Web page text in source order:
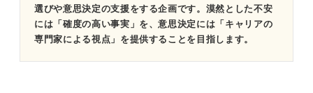
選びや意思決定の支援をする企画です。漠然とした不安
には「確度の高い事実」を、意思決定には「キャリアの
専門家による視点」を提供することを目指します。